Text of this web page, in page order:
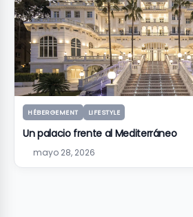
HÉBERGEMENT LIFESTYLE
Un palacio frente al Mediterráneo
mayo 28, 2026